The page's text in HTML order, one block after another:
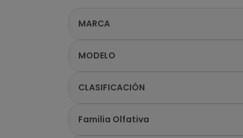
MARCA
MODELO
CLASIFICACIÓN
Familia Olfativa